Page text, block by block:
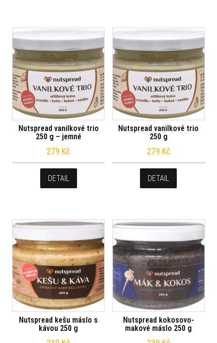
Nutspread vanilkové trio
250 g – jemné
279 Kč
DETAIL
Nutspread vanilkové trio
250 g
279 Kč
DETAIL
Nutspread kešu máslo s
kávou 250 g
Nutspread kokosovo-
makové máslo 250 g